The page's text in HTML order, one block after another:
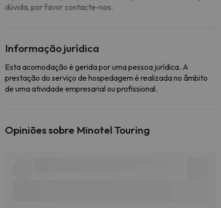
dúvida, por favor contacte-nos.
Informação jurídica
Esta acomodação é gerida por uma pessoa jurídica. A
prestação do serviço de hospedagem é realizada no âmbito
de uma atividade empresarial ou profissional.
Opiniões sobre Minotel Touring